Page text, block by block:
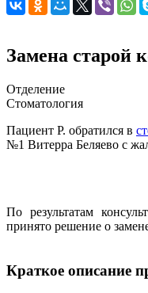
Замена старой
Отделение
Стоматология
Пациент Р. обратился в
№1 Витерра Беляево с
По результатам
принято решение о
Краткое описание